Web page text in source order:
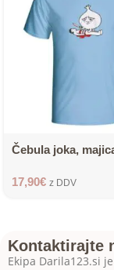
Čebula joka,
17,90€ z DDV
Kontaktirajte
Ekipa Darila123.si